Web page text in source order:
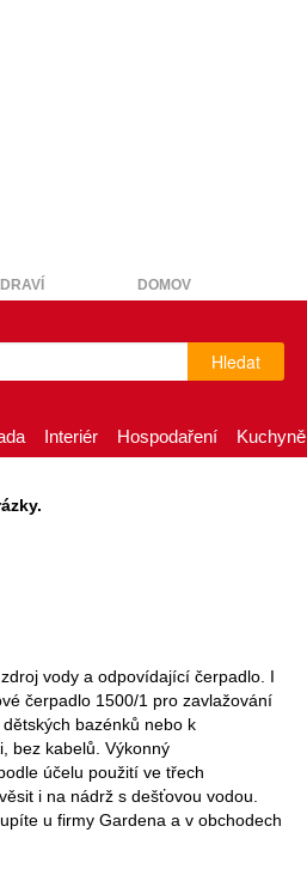
DOMOV
Hledat
Interiér Hospodaření Kuchyně
vody a odpovídající čerpadlo. I
čerpadlo 1500/1 pro zavlažování
bazénků nebo k
bez kabelů. Výkonný
účelu použití ve třech
i na nádrž s dešťovou vodou.
u firmy Gardena a v obchodech